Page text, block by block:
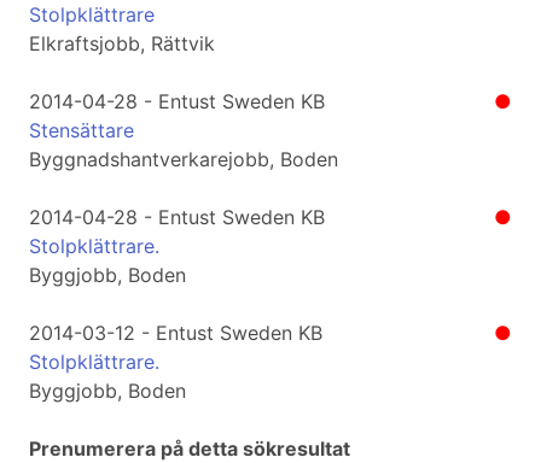
Stolpklättrare
Elkraftsjobb, Rättvik
●
2014-04-28 - Entust Sweden KB
Stensättare
Byggnadshantverkarejobb, Boden
●
2014-04-28 - Entust Sweden KB
Stolpklättrare.
Byggjobb, Boden
●
2014-03-12 - Entust Sweden KB
Stolpklättrare.
Byggjobb, Boden
Prenumerera på detta sökresultat